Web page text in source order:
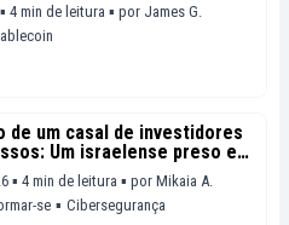
4 min de leitura ▪ por James G.
de um casal de investidores
Um israelense preso em
▪ 4 min de leitura ▪ por Mikaia A.
se ▪ Cibersegurança